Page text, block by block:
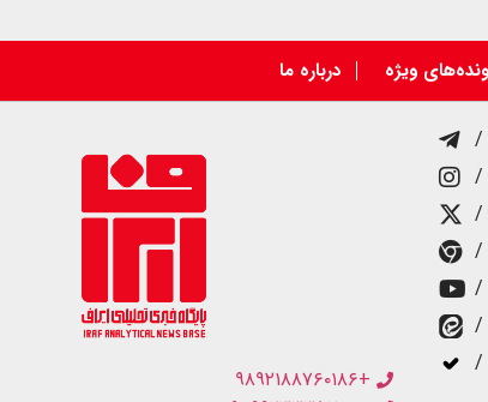
ویژه درباره ما
/
/
/
/
/
/
/
+۹۸۹۲۱۸۸۷۶۰۱۸۶